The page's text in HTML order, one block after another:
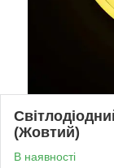
(Жовтий)
В наявності